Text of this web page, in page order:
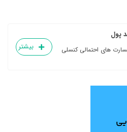
های احتمالی کنسلی
بیشتر